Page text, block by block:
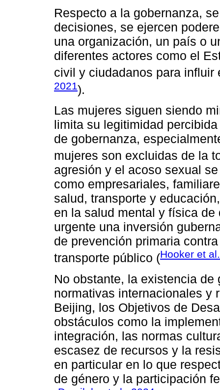
Respecto a la gobernanza,
decisiones, se ejercen
una organización, un país o
diferentes actores como el
civil y ciudadanos para
2021).
Las mujeres siguen siendo
limita su legitimidad
de gobernanza,
mujeres son excluidas de la
agresión y el acoso sexual
como empresariales,
salud, transporte y
en la salud mental y física
urgente una inversión
de prevención primaria
transporte público (Hooker et
No obstante, la existencia
normativas internacionales y
Beijing, los Objetivos de
obstáculos como la
integración, las normas
escasez de recursos y la
en particular en lo que
de género y la participación